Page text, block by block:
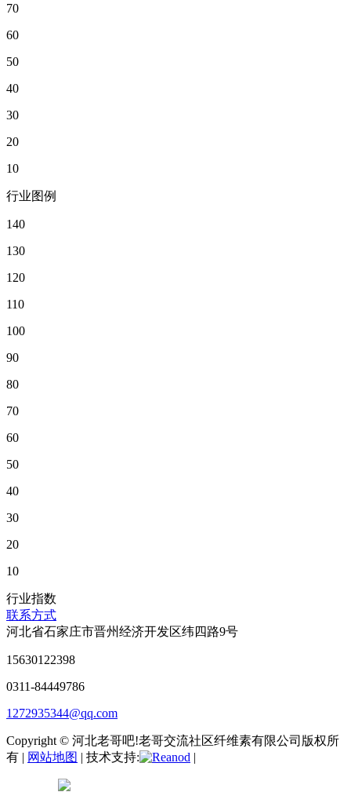
70
60
50
40
30
20
10
行业图例
140
130
120
110
100
90
80
70
60
50
40
30
20
10
行业指数
联系方式
河北省石家庄市晋州经济开发区纬四路9号
15630122398
0311-84449786
1272935344@qq.com
Copyright © 河北老哥吧!老哥交流社区纤维素有限公司版权所
有 | 网站地图 | 技术支持: |